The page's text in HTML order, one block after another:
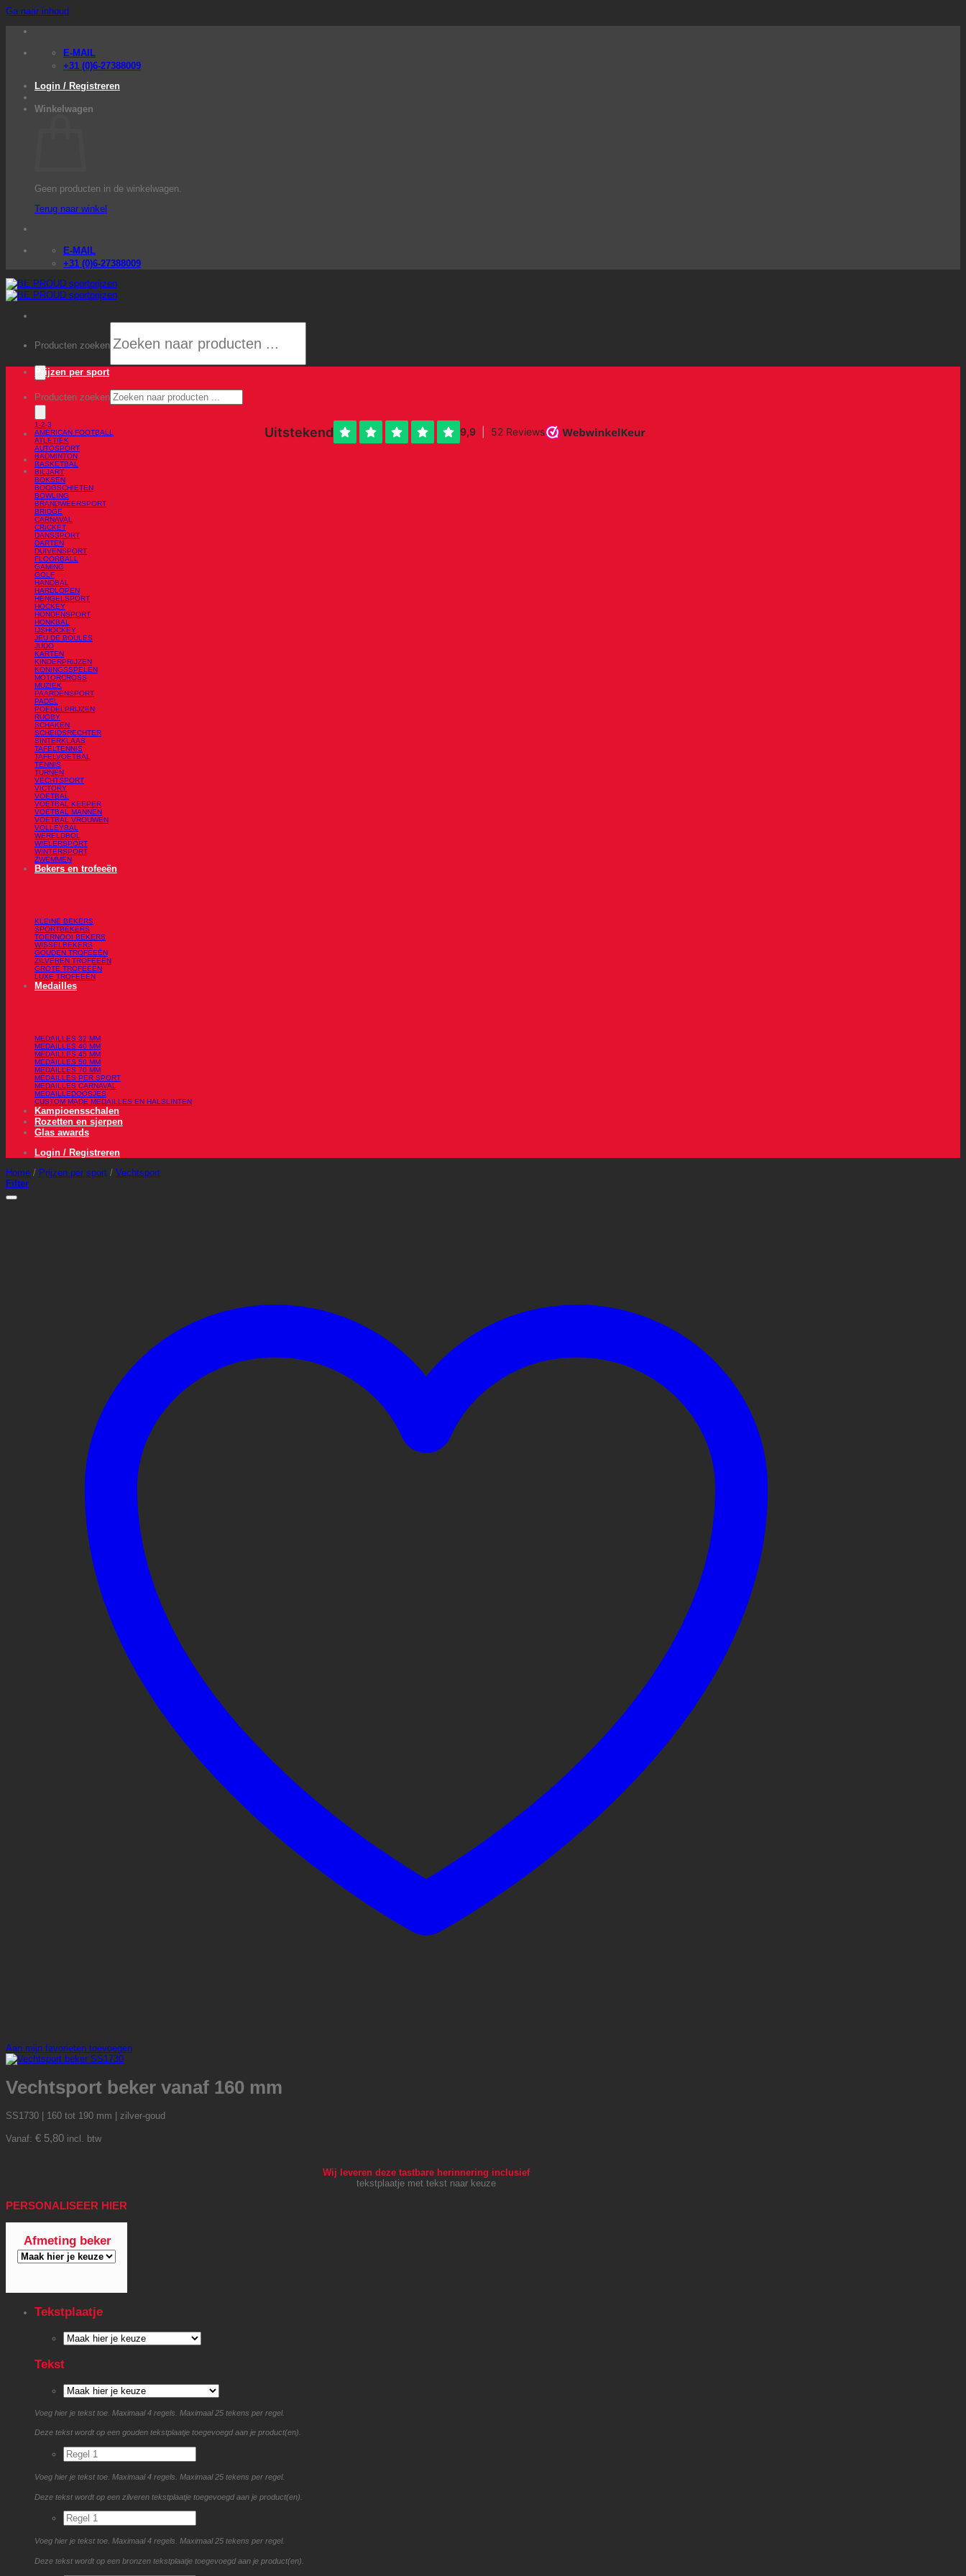
Ga naar inhoud
E-MAIL
+31 (0)6-27388009
Login / Registreren
Winkelwagen
Geen producten in de winkelwagen.
Terug naar winkel
E-MAIL
+31 (0)6-27388009
Producten zoeken
Producten zoeken
Prijzen per sport
1-2-3
AMERICAN FOOTBALL
ATLETIEK
AUTOSPORT
BADMINTON
BASKETBAL
BILJART
BOKSEN
BOOGSCHIETEN
BOWLING
BRANDWEERSPORT
BRIDGE
CARNAVAL
CRICKET
DANSSPORT
DARTEN
DUIVENSPORT
FLOORBALL
GAMING
GOLF
HANDBAL
HARDLOPEN
HENGELSPORT
HOCKEY
HONDENSPORT
HONKBAL
IJSHOCKEY
JEU DE BOULES
JUDO
KARTEN
KINDERPRIJZEN
KONINGSSPELEN
MOTORCROSS
MUZIEK
PAARDENSPORT
PADEL
POEDELPRIJZEN
RUGBY
SCHAKEN
SCHEIDSRECHTER
SINTERKLAAS
TAFELTENNIS
TAFELVOETBAL
TENNIS
TURNEN
VECHTSPORT
VICTORY
VOETBAL
VOETBAL KEEPER
VOETBAL MANNEN
VOETBAL VROUWEN
VOLLEYBAL
WERELDBOL
WIELERSPORT
WINTERSPORT
ZWEMMEN
Bekers en trofeeën
KLEINE BEKERS
SPORTBEKERS
TOERNOOI BEKERS
WISSELBEKERS
GOUDEN TROFEEËN
ZILVEREN TROFEEËN
GROTE TROFEEËN
LUXE TROFEEËN
Medailles
MEDAILLES 32 MM
MEDAILLES 40 MM
MEDAILLES 45 MM
MEDAILLES 50 MM
MEDAILLES 70 MM
MEDAILLES PER SPORT
MEDAILLES CARNAVAL
MEDAILLEDOOSJES
CUSTOM MADE MEDAILLES EN HALSLINTEN
Kampioensschalen
Rozetten en sjerpen
Glas awards
Login / Registreren
Home / Prijzen per sport / Vechtsport
Filter
Aan mijn favorieten toevoegen
Vechtsport beker vanaf 160 mm
SS1730 | 160 tot 190 mm | zilver-goud
Vanaf: € 5,80 incl. btw
Wij leveren deze tastbare herinnering inclusief
tekstplaatje met tekst naar keuze
PERSONALISEER HIER
Afmeting beker
Tekstplaatje
Tekst
Voeg hier je tekst toe. Maximaal 4 regels. Maximaal 25 tekens per regel.
Deze tekst wordt op een gouden tekstplaatje toegevoegd aan je product(en).
Voeg hier je tekst toe. Maximaal 4 regels. Maximaal 25 tekens per regel.
Deze tekst wordt op een zilveren tekstplaatje toegevoegd aan je product(en).
Voeg hier je tekst toe. Maximaal 4 regels. Maximaal 25 tekens per regel.
Deze tekst wordt op een bronzen tekstplaatje toegevoegd aan je product(en).